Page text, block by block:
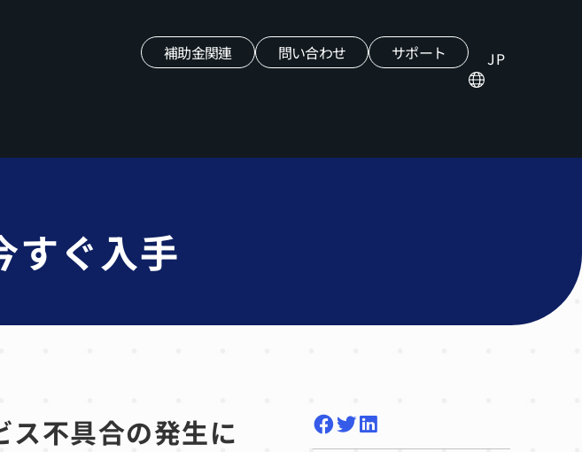
補助金関連 問い合わせ サポート JP
ぐ入手
不具合の発生に